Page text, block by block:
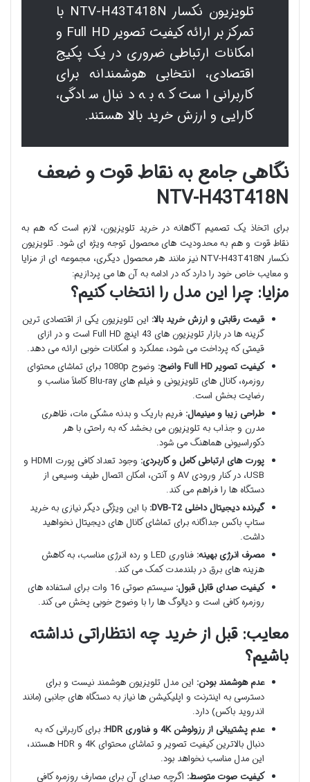
تلویزیون نکسار NTV-H43T418N با
تمرکز بر ارائه کیفیت تصویر Full HD و
امکانات ارتباطی ضروری در یک پکیج
اقتصادی، انتخابی هوشمندانه برای
کاربرانی است که به دنبال سادگی،
کارایی و ارزش خرید بالا هستند.
نگاهی جامع به نقاط قوت و ضعف
NTV-H43T418N
برای اتخاذ یک تصمیم آگاهانه در خرید تلویزیون، لازم است که هم به
نقاط قوت و هم به محدودیت های محصول توجه ویژه ای شود. تلویزیون
نکسار NTV-H43T418N نیز مانند هر محصول دیگری، مجموعه ای از مزایا
و معایب خاص خود را دارد که در ادامه به آن ها می پردازیم:
مزایا: چرا این مدل را انتخاب کنیم؟
قیمت رقابتی و ارزش خرید بالا: این تلویزیون یکی از اقتصادی ترین
گزینه ها در بازار تلویزیون های 43 اینچ Full HD است و در ازای
قیمتی که پرداخت می شود، عملکرد و امکانات خوبی ارائه می دهد.
کیفیت تصویر Full HD واضح:
وضوح 1080p برای تماشای محتوای
روزمره، کانال های تلویزیونی و فیلم های Blu-ray کاملاً مناسب و
رضایت بخش است.
طراحی زیبا و مینیمال: فریم باریک و بدنه مشکی مات، ظاهری
مدرن و جذاب به تلویزیون می بخشد که به راحتی با هر
دکوراسیونی هماهنگ می شود.
پورت های ارتباطی کامل و کاربردی:
وجود تعداد کافی پورت HDMI و
USB، در کنار ورودی AV و آنتن، امکان اتصال طیف وسیعی از
دستگاه ها را فراهم می کند.
گیرنده دیجیتال داخلی DVB-T2:
با این ویژگی دیگر نیازی به خرید
ستاپ باکس جداگانه برای تماشای کانال های دیجیتال نخواهید
داشت.
مصرف انرژی بهینه:
فناوری LED و رده انرژی مناسب، به کاهش
هزینه های برق در بلندمدت کمک می کند.
کیفیت صدای قابل قبول:
سیستم صوتی 16 وات برای استفاده های
روزمره کافی است و دیالوگ ها را با وضوح خوبی پخش می کند.
معایب: قبل از خرید چه انتظاراتی نداشته
باشیم؟
عدم هوشمند بودن: این مدل تلویزیون هوشمند نیست و برای
دسترسی به اینترنت و اپلیکیشن ها نیاز به دستگاه های جانبی (مانند
اندروید باکس) دارد.
عدم پشتیبانی از رزولوشن 4K و فناوری HDR:
برای کاربرانی که به
دنبال بالاترین کیفیت تصویر و تماشای محتوای 4K و HDR هستند،
این مدل مناسب نخواهد بود.
کیفیت صوت متوسط: اگرچه صدای آن برای مصارف روزمره کافی